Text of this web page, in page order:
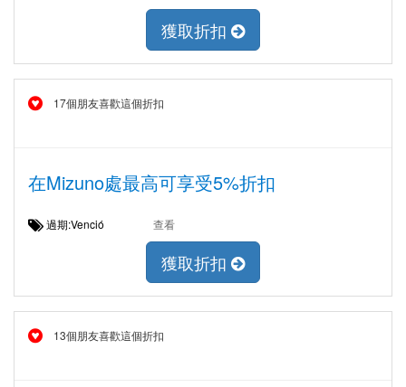
獲取折扣
17個朋友喜歡這個折扣
在Mizuno處最高可享受5%折扣
過期:Venció 查看
獲取折扣
13個朋友喜歡這個折扣